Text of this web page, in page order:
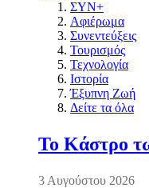
ΣΥΝ+
Αφιέρωμα
Συνεντεύξεις
Τουρισμός
Τεχνολογία
Ιστορία
Έξυπνη Ζωή
Δείτε τα όλα
Το Κάστρο
3 Αυγούστου 2026